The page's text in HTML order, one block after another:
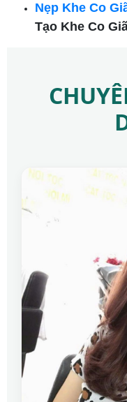
Nẹp Khe Co
Tạo Khe Co